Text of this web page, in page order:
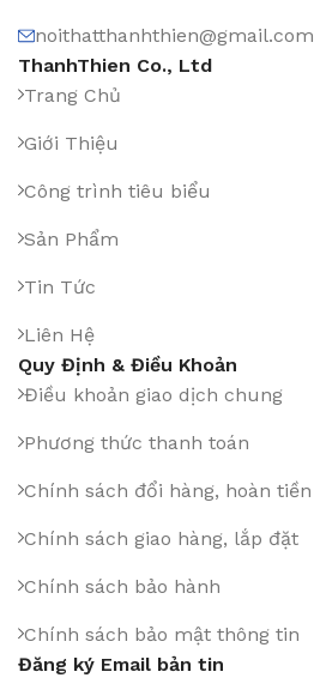
noithatthanhthien@gmail.com
ThanhThien Co., Ltd
Trang Chủ
Giới Thiệu
Công trình tiêu biểu
Sản Phẩm
Tin Tức
Liên Hệ
Quy Định & Điều Khoản
Điều khoản giao dịch chung
Phương thức thanh toán
Chính sách đổi hàng, hoàn tiền
Chính sách giao hàng, lắp đặt
Chính sách bảo hành
Chính sách bảo mật thông tin
Đăng ký Email bản tin